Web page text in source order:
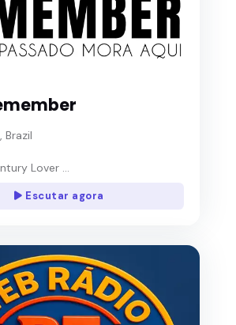
Brazil
Lover ...
Escutar agora